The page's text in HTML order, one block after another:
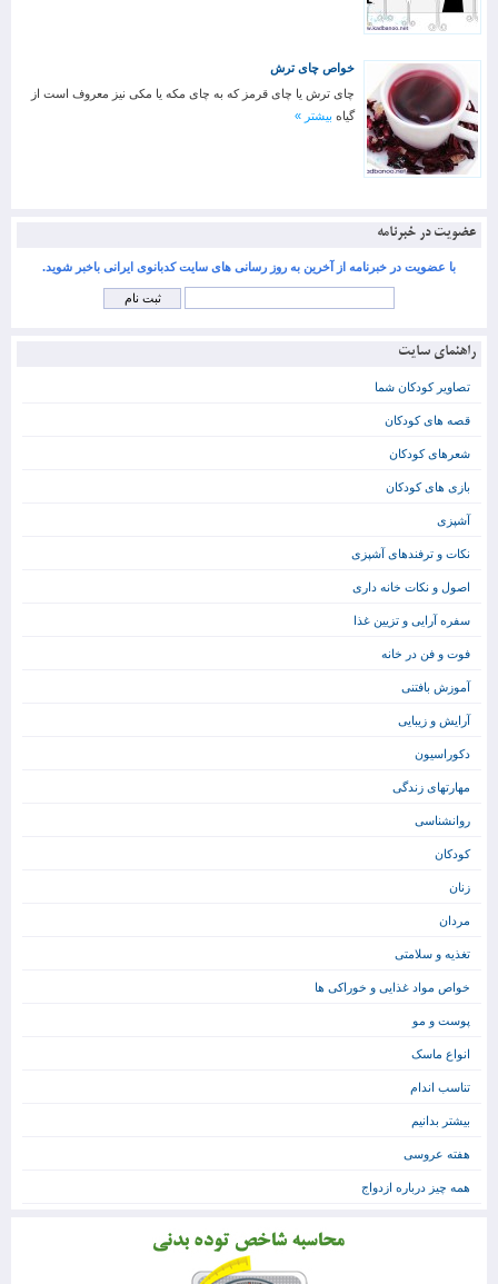
خواص چای ترش
چای ترش یا چای قرمز که به چای مکه یا مکی نیز معروف است از
گیاه بیشتر »
عضویت در خبرنامه
با عضویت در خبرنامه از آخرین به روز رسانی های سایت کدبانوی ایرانی باخبر شوید.
راهنمای سایت
تصاویر کودکان شما
قصه های کودکان
شعرهای کودکان
بازی های کودکان
آشپزی
نکات و ترفندهای آشپزی
اصول و نکات خانه داری
سفره آرایی و تزیین غذا
فوت و فن در خانه
آموزش بافتنی
آرایش و زیبایی
دکوراسیون
مهارتهای زندگی
روانشناسی
کودکان
زنان
مردان
تغذیه و سلامتی
خواص مواد غذایی و خوراکی ها
پوست و مو
انواع ماسک
تناسب اندام
بیشتر بدانیم
هفته عروسی
همه چیز درباره ازدواج